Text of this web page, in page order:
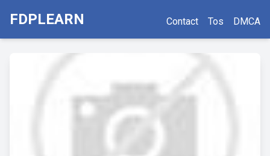
FDPLEARN Contact Tos DMCA